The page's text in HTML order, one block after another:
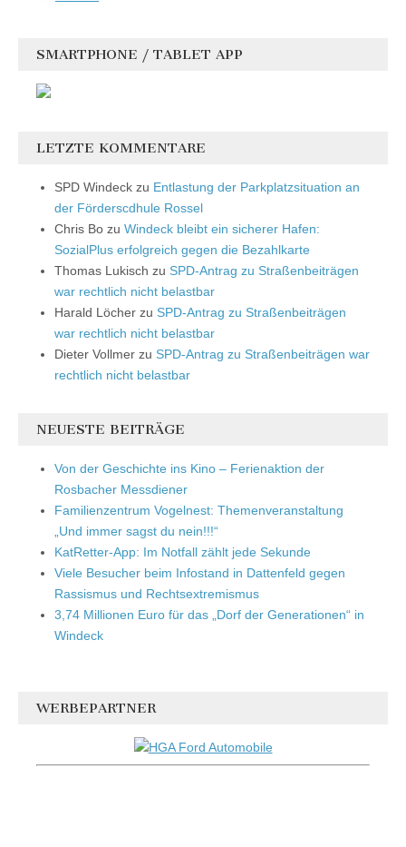
SMARTPHONE / TABLET APP
LETZTE KOMMENTARE
SPD Windeck zu Entlastung der Parkplatzsituation an
der Förderscdhule Rossel
Chris Bo zu Windeck bleibt ein sicherer Hafen:
SozialPlus erfolgreich gegen die Bezahlkarte
Thomas Lukisch zu SPD-Antrag zu Straßenbeiträgen
war rechtlich nicht belastbar
Harald Löcher zu SPD-Antrag zu Straßenbeiträgen
war rechtlich nicht belastbar
Dieter Vollmer zu SPD-Antrag zu Straßenbeiträgen war
rechtlich nicht belastbar
NEUESTE BEITRÄGE
Von der Geschichte ins Kino – Ferienaktion der
Rosbacher Messdiener
Familienzentrum Vogelnest: Themenveranstaltung
„Und immer sagst du nein!!!“
KatRetter-App: Im Notfall zählt jede Sekunde
Viele Besucher beim Infostand in Dattenfeld gegen
Rassismus und Rechtsextremismus
3,74 Millionen Euro für das „Dorf der Generationen“ in
Windeck
WERBEPARTNER